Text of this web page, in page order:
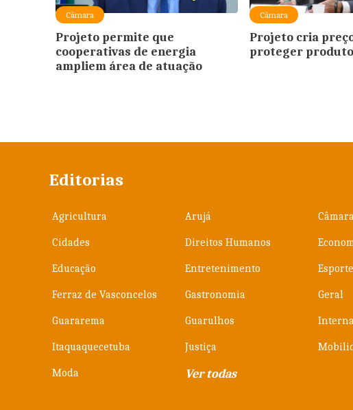
Câmara
Projeto permite que
cooperativas de energia
ampliem área de atuação
Câmara
Projeto cria
proteger
Editorias
Agricultura Arujá
Cidades Direitos Humanos
Educação Entretenimento
Ferraz de Vasconcelos Gastronomia Geral
Guararema Guarulhos
Itaquaquecetuba Justiça
Moda Ver todas